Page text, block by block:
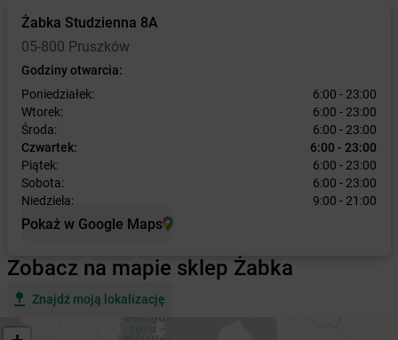
Żabka Studzienna 8A
05-800 Pruszków
Godziny otwarcia:
Poniedziałek:
6:00 - 23:00
Wtorek:
6:00 - 23:00
Środa:
6:00 - 23:00
Czwartek:
6:00 - 23:00
Piątek:
6:00 - 23:00
Sobota:
6:00 - 23:00
Niedziela:
9:00 - 21:00
Pokaż w Google Maps
Zobacz na mapie sklep Żabka
Znajdź moją lokalizację